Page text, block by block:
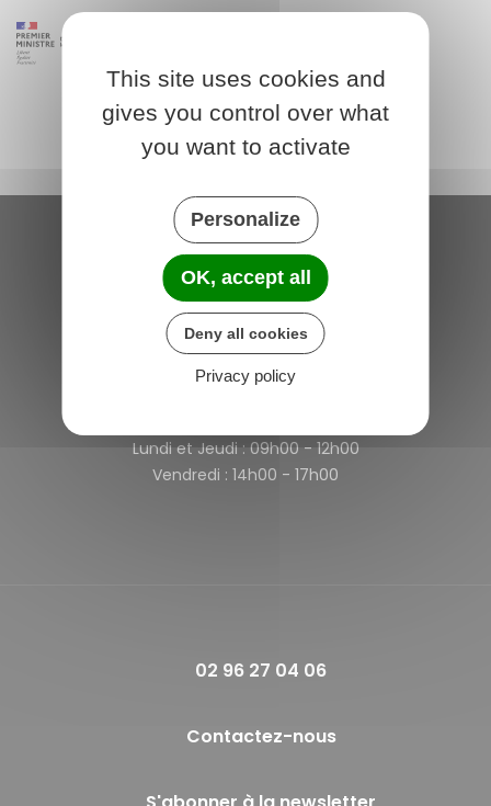
Saint-Michel-de-Plélan
4 rue des Terre Neuvas
22980 Saint-Michel-de-Plélan
France
Lundi et Jeudi : 09h00 - 12h00
Vendredi : 14h00 - 17h00
02 96 27 04 06
Contactez-nous
This site uses cookies and
gives you control over what
you want to activate
Personalize
OK, accept all
Deny all cookies
Privacy policy